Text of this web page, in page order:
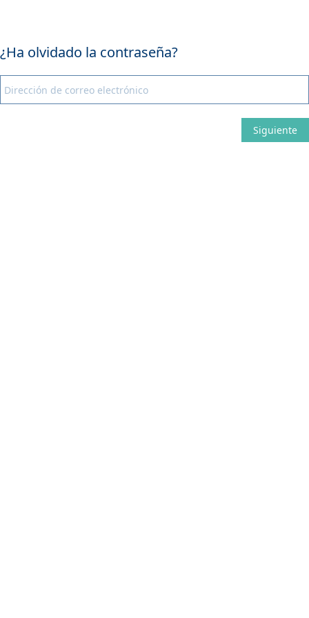
¿Ha olvidado la contraseña?
Siguiente